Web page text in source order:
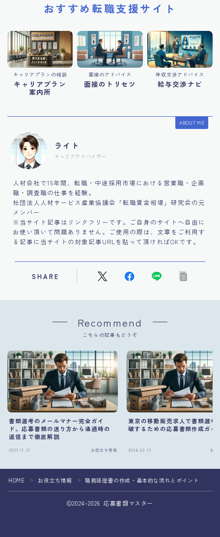
おすすめ転職支援サイト
キャリアプランの相談
キャリアプラン
案内所
面接のアドバイス
面接のトリセツ
年収交渉アドバイス
給与交渉ナビ
ABOUT ME
ライト
キャリアアドバイザー
人材会社で15年間、転職・中途採用市場における営業職・企画
職・調査職の仕事を経験。
社団法人人材サービス産業協議会「転職賃金相場」研究会の元
メンバー
※当サイト記事はリンクフリーです。ご自身のサイトへ自由に
お使い頂いて問題ありません。ご使用の際は、文章をご利用す
る記事に当サイトの対象記事URLを貼って頂ければOKです。
SHARE
Recommend
こちらの記事もどうぞ
書類選考のメールマナー完全ガイ
ド。応募書類の送り方から通過時の
返信まで徹底解説
2025.11.27 お役立ち情報
東京の移動販売求人で書類選考
破するための応募書類作成ガイ
2026.02.12 お
HOME ＞ お役立ち情報 ＞ 職務経歴書の作成・基本的な流れとポイント
2024–2026 応募書類マスター